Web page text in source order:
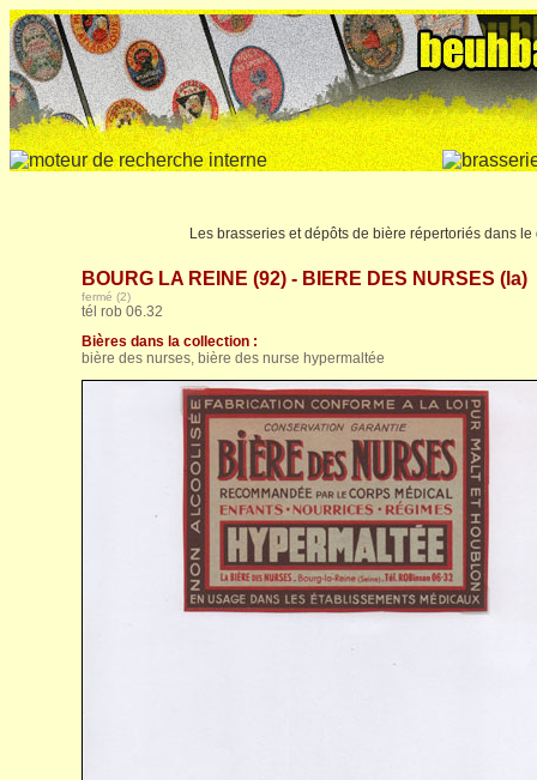
Les brasseries et dépôts de bière répertoriés dans
BOURG LA REINE (92) - BIERE DES NURSES (la)
fermé (2)
tél rob 06.32
Bières dans la collection :
bière des nurses, bière des nurse hypermaltée